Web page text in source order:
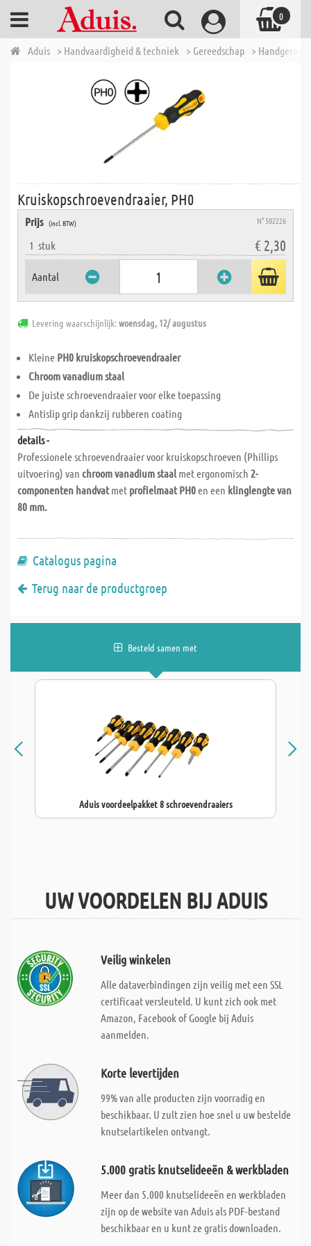
Aduis > Handvaardigheid & techniek > Gereedschap >
Kruiskopschroevendraaier, PH0
Prijs (incl. BTW) N° 502226
1 stuk € 2,30
Aantal
Levering waarschijnlijk:woensdag, 12/ augustus
Kleine PH0 kruiskopschroevendraaier
Chroom vanadium staal
De juiste schroevendraaier voor elke toepassing
Antislip grip dankzij rubberen coating
details -
Professionele schroevendraaier voor kruiskopschroeven (Phillips
uitvoering) van chroom vanadium staalmet ergonomisch 2-
componenten handvatmet profielmaat PH0en een klinglengte van
80 mm.
Catalogus pagina
Terug naar de productgroep
Besteld samen met
Aduis voordeelpakket 8 schroevendraaiers
UW VOORDELEN BIJ ADUIS
Veilig winkelen
Alle dataverbindingen zijn veilig met een SSL
certificaat versleuteld. U kunt zich ook met
Amazon, Facebook of Google bij Aduis
aanmelden.
Korte levertijden
99% van alle producten zijn voorradig en
beschikbaar. U zult zien hoe snel u uw bestelde
knutselartikelen ontvangt.
5.000 gratis knutselideeën & werkbladen
Meer dan 5.000 knutselideeën en werkbladen
zijn op de website van Aduis als PDF-bestand
beschikbaar en u kunt ze gratis downloaden.
0